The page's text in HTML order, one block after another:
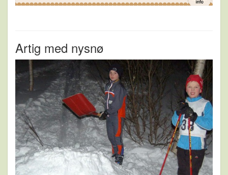
Artig med nysnø